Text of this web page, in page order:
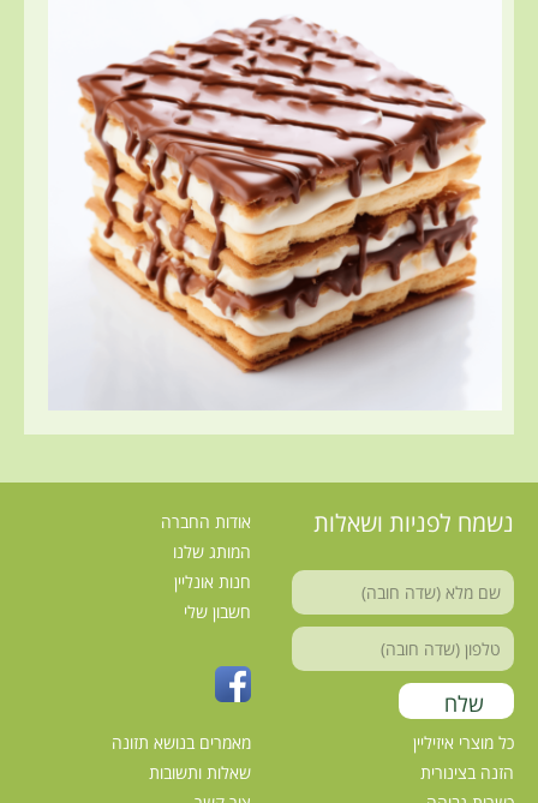
נשמח לפניות ושאלות
אודות החברה
המותג שלנו
חנות אונליין
חשבון שלי
כל מוצרי איזיליין
הזנה בצינורית
מאמרים בנושא תזונה
שאלות ותשובות